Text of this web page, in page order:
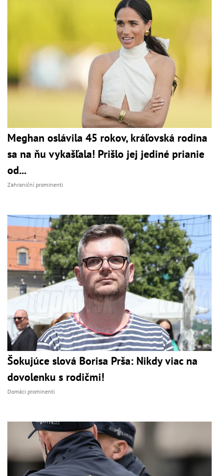
Meghan oslávila 45 rokov, kráľovská rodina
sa na ňu vykašľala! Prišlo jej jediné prianie
od...
Zahraniční prominenti
Šokujúce slová Borisa Prša: Nikdy viac na
dovolenku s rodičmi!
Domáci prominenti